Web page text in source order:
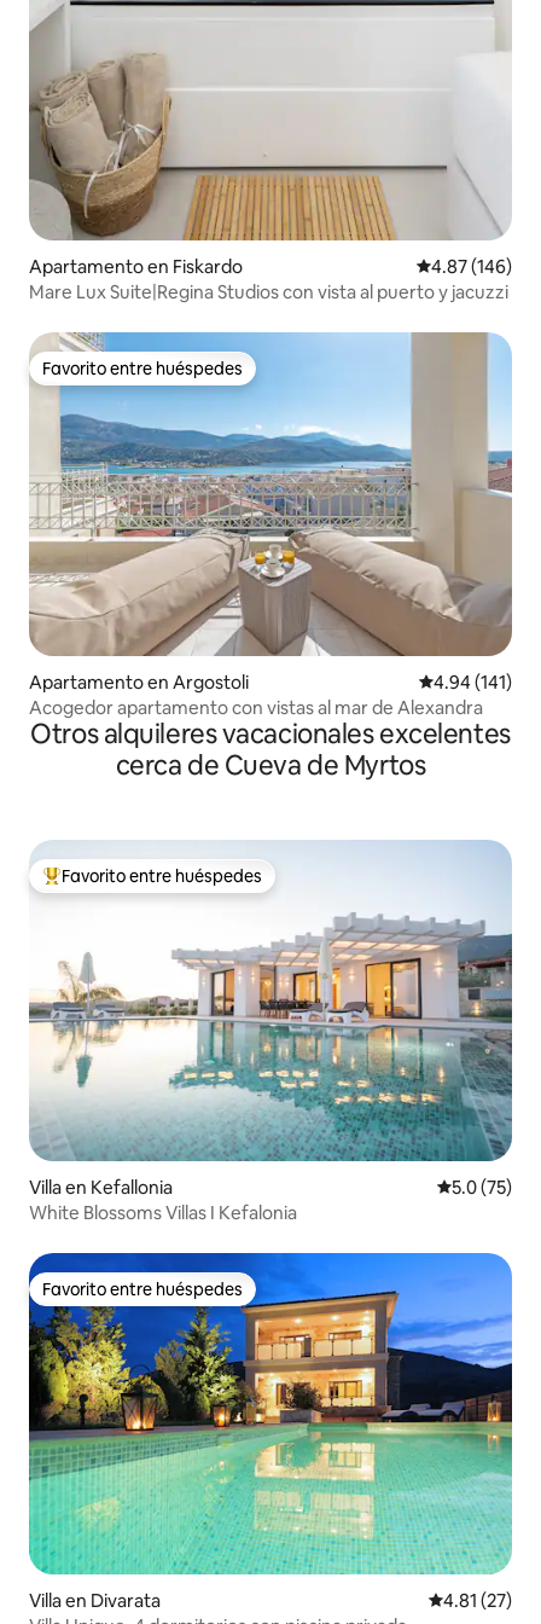
Apartamento en Fiskardo Calificación
4.87 (146)
Mare Lux Suite|Regina Studios con vista al puerto y jacuzzi
Favorito entre huéspedes
Favorito entre huéspedes
Apartamento en Argostoli Calificación
4.94 (141)
Acogedor apartamento con vistas al mar de Alexandra
Otros alquileres vacacionales excelentes
cerca de Cueva de Myrtos
Favorito entre huéspedes preferido
Favorito entre huéspedes
Villa en Kefallonia Calificación
5.0 (75)
White Blossoms Villas I Kefalonia
Favorito entre huéspedes
Favorito entre huéspedes
Villa en Divarata Calificación
4.81 (27)